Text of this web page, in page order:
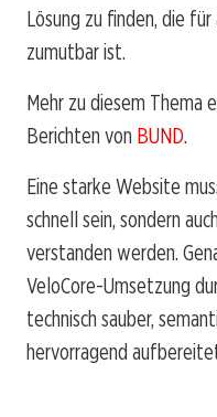
Lösung zu finden, die
zumutbar ist.
Mehr zu diesem Thema
Berichten von BUND.
Eine starke Website
schnell sein, sondern
verstanden werden.
VeloCore-Umsetzung
technisch sauber,
hervorragend